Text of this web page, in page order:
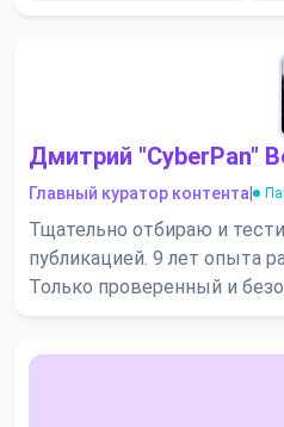
Дмитрий "CyberPan"
Главный куратор контента
Тщательно отбираю и
публикацией. 9 лет опыта
Только проверенный и